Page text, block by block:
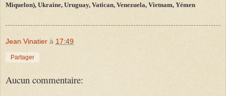
Miquelon), Ukraine, Uruguay, Vatican, Venezuela, Vietnam, Yémen
Jean Vinatier à 17:49
Partager
Aucun commentaire: